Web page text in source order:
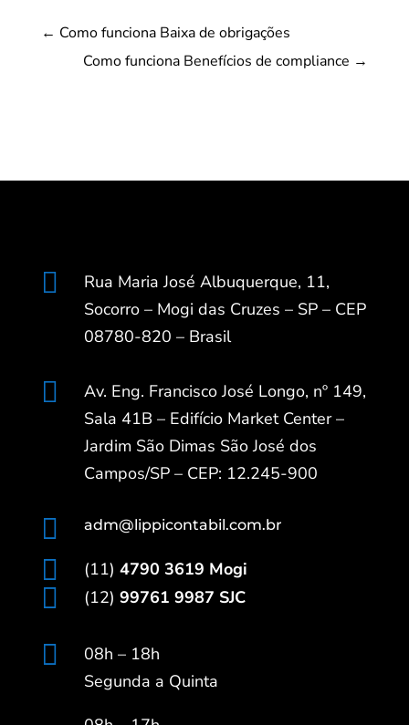
← Como funciona Baixa de obrigações
Como funciona Benefícios de compliance →

Rua Maria José Albuquerque, 11,
Socorro – Mogi das Cruzes – SP – CEP
08780-820 – Brasil

Av. Eng. Francisco José Longo, nº 149,
Sala 41B – Edifício Market Center –
Jardim São Dimas São José dos
Campos/SP – CEP: 12.245-900
 adm@lippicontabil.com.br
 (11) 4790 3619 Mogi
 (12) 99761 9987 SJC

08h – 18h
Segunda a Quinta